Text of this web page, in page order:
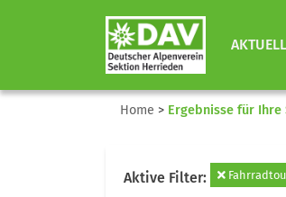
Home > Ergebnisse für Ihre
Aktive Filter: